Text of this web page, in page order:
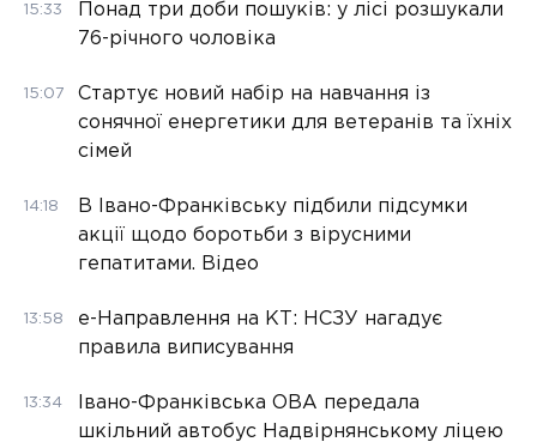
15:33
Понад три доби пошуків: у лісі розшукали
76-річного чоловіка
15:07
Стартує новий набір на навчання із
сонячної енергетики для ветеранів та їхніх
сімей
14:18
В Івано-Франківську підбили підсумки
акції щодо боротьби з вірусними
гепатитами. Відео
13:58
е-Направлення на КТ: НСЗУ нагадує
правила виписування
13:34
Івано-Франківська ОВА передала
шкільний автобус Надвірнянському ліцею